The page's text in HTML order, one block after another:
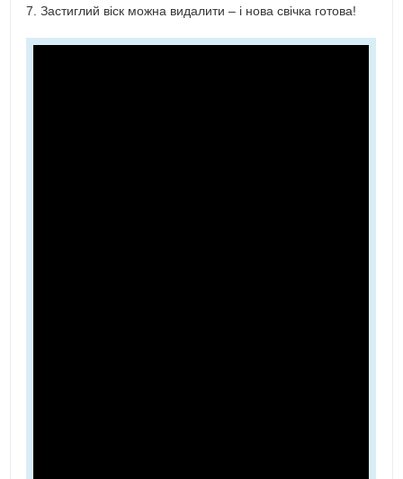
7. Застиглий віск можна видалити – і нова свічка готова!